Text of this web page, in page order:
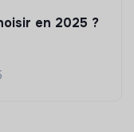
en 2025 ?